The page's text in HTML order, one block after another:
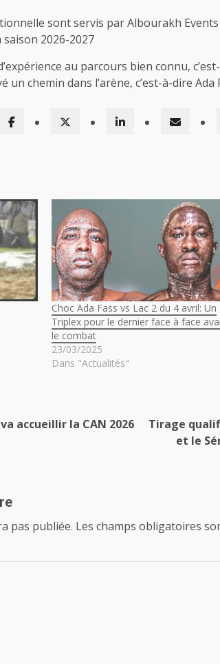
sont servis par Albourakh
saison 2026-2027
au parcours bien connu,
un chemin dans l’arène, c’est-à-dire Ada
Choc Ada Fass vs Lac 2 du 4 avril: Un
Triplex pour le dernier face à face
le combat
23/03/2025
Dans "Actualités"
accueillir la CAN 2026
Tirage
et le
pas publiée. Les champs obligatoires